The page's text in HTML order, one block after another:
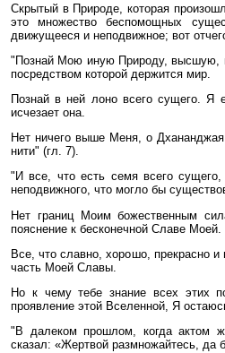
Скрытый в Природе, которая
это множество беспомощных
движущееся и неподвижное; вот
"Познай Мою иную Природу, высшую,
посредством которой держится мир.
Познай в ней лоно всего сущего. Я
исчезает она.
Нет ничего выше Меня, о
нити" (гл. 7).
"И все, что есть семя всего
неподвижного, что могло бы
Нет границ Моим божественным
пояснение к бесконечной Славе Моей.
Все, что славно, хорошо, прекрасно
часть Моей Славы.
Но к чему тебе знание всех этих
проявление этой Вселенной, Я
"В далеком прошлом, когда актом
сказал: «Жертвой размножайтесь, да